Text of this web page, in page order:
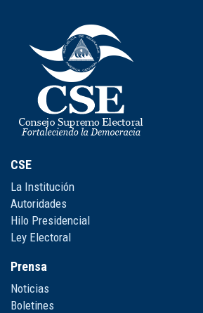
CSE
La Institución
Autoridades
Hilo Presidencial
Ley Electoral
Prensa
Noticias
Boletines